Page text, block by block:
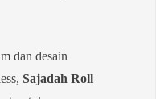
dan desain
Sajadah Roll